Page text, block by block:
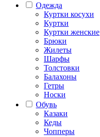
Одежда
Куртки косухи
Куртки
Куртки женские
Брюки
Жилеты
Шарфы
Толстовки
Балахоны
Гетры
Носки
Обувь
Казаки
Кеды
Чопперы